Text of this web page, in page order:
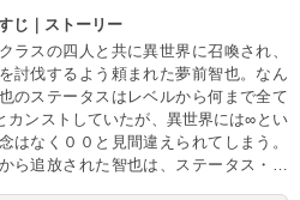
じ｜ストーリー
ラスの四人と共に異世界に召喚され、
討伐するよう頼まれた夢前智也。なん
のステータスはレベルから何まで全て
カンストしていたが、異世界には∞とい
はなく００と見間違えられてしまう。
ら追放された智也は、ステータス・オ